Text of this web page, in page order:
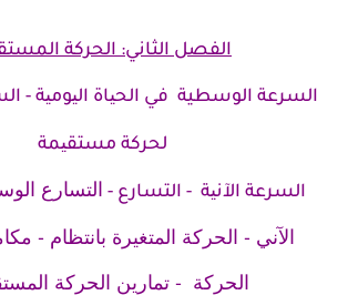
الفصل الثاني: الحركة
السرعة الوسطية في الحیاة الیومیة -
لحركة مستقیمة
السرعة الآنیة - التسارع - التسارع
الآني - الحركة المتغیرة بانتظام -
الحركة - تمارین الحركة